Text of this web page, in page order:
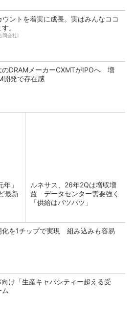
ウントを着実に成長。実はみんなココ
。
同会社)
のDRAMメーカーCXMTがIPOへ 増
開発で存在感
」
最新
ルネサス、26年2Qは増収増
益 データセンター需要強く
「供給はパツパツ」
化を1チップで実現 組み込みも容易
向け「生産キャパシティー超える受